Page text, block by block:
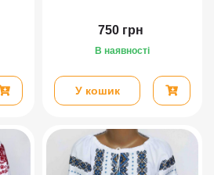
750 грн
В наявності
У кошик